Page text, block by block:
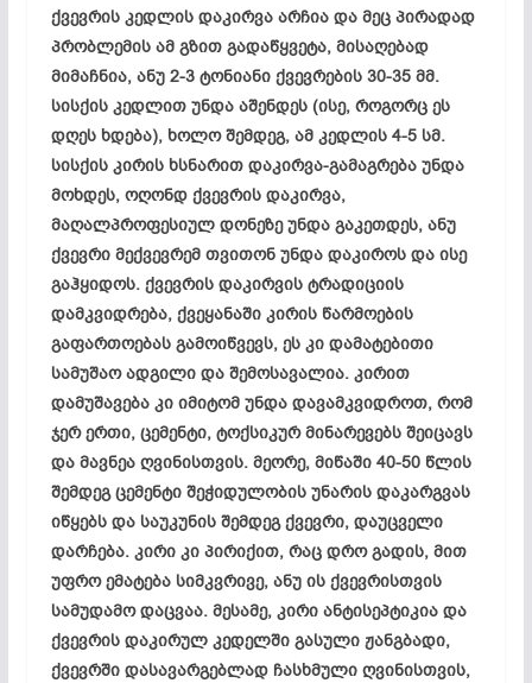
ქვევრის კედლის დაკირვაარჩია და მეც პირადად
პრობლემის ამ გზით გადაწყვეტა, მისაღებად
მიმაჩნია, ანუ 2-3 ტონიანი ქვევრების 30-35 მმ.
სისქის კედლით უნდა აშენდეს (ისე, როგორც ეს
დღეს ხდება), ხოლო შემდეგ, ამ კედლის 4-5 სმ.
სისქის კირის ხსნარით დაკირვა-გამაგრებაუნდა
მოხდეს, ოღონდ ქვევრის დაკირვა,
მაღალპროფესიულ დონეზე უნდა გაკეთდეს, ანუ
ქვევრი მექვევრემთვითონ უნდა დაკიროსდა ისე
გაჰყიდოს. ქვევრის დაკირვისტრადიციის
დამკვიდრება, ქვეყანაში კირის წარმოების
გაფართოებას გამოიწვევს, ეს კი დამატებითი
სამუშაო ადგილი და შემოსავალია. კირით
დამუშავება კი იმიტომ უნდა დავამკვიდროთ, რომ
ჯერ ერთი, ცემენტი, ტოქსიკურ მინარევებს შეიცავს
და მავნეა ღვინისთვის. მეორე, მიწაში 40-50 წლის
შემდეგ ცემენტი შეჭიდულობისუნარის დაკარგვას
იწყებს და საუკუნის შემდეგ ქვევრი, დაუცველი
დარჩება. კირი კი პირიქით, რაც დრო გადის, მით
უფრო ემატება სიმკვრივე, ანუ ის ქვევრისთვის
სამუდამო დაცვაა. მესამე, კირი ანტისეპტიკია და
ქვევრის დაკირულკედელში გასული ჟანგბადი,
ქვევრში დასავარგებლადჩასხმული ღვინისთვის,